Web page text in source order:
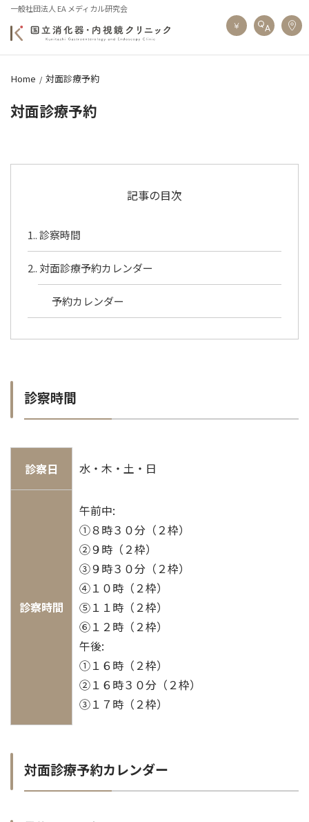
一般社団法人 EA メディカル研究会
Home 対面診療予約
対面診療予約
記事の目次
1. 診察時間
2. 対面診療予約カレンダー
予約カレンダー
診察時間
診察日 水・木・土・日
診察時間
午前中:
①８時３０分（２枠）
②９時（２枠）
③９時３０分（２枠）
④１０時（２枠）
⑤１１時（２枠）
⑥１２時（２枠）
午後:
①１６時（２枠）
②１６時３０分（２枠）
③１７時（２枠）
対面診療予約カレンダー